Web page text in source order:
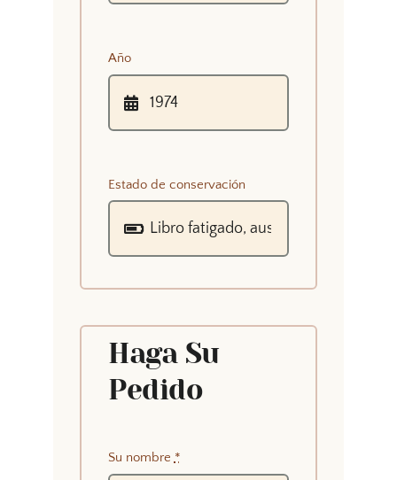
Año
Estado de conservación
Haga Su
Pedido
Su nombre *